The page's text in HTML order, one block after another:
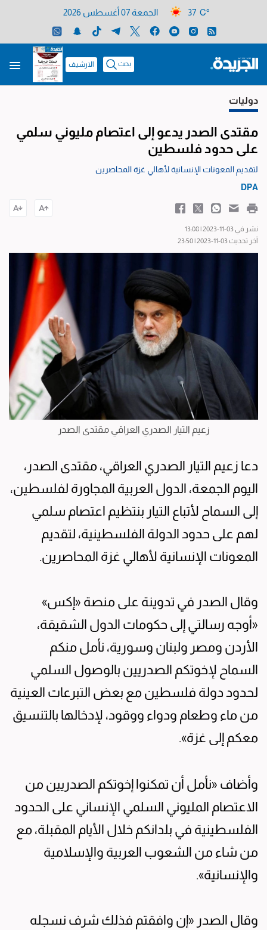
37 C° الجمعة 07 أغسطس 2026
بحث الارشيف
دوليات
مقتدى الصدر يدعو إلى اعتصام مليوني سلمي
على حدود فلسطين
لتقديم المعونات الإنسانية لأهالي غزة المحاصرين
DPA
نشر في 03-11-2023 | 13:08
آخر تحديث 03-11-2023 | 23:50
زعيم التيار الصدري العراقي مقتدى الصدر
دعا زعيم التيار الصدري العراقي، مقتدى الصدر،
اليوم الجمعة، الدول العربية المجاورة لفلسطين،
إلى السماح لأتباع التيار بنتظيم اعتصام سلمي
لهم على حدود الدولة الفلسطينية، لتقديم
المعونات الإنسانية لأهالي غزة المحاصرين.
وقال الصدر في تدوينة على منصة «إكس»
«أوجه رسالتي إلى حكومات الدول الشقيقة،
الأردن ومصر ولبنان وسورية، نأمل منكم
السماح لإخوتكم الصدريين بالوصول السلمي
لحدود دولة فلسطين مع بعض التبرعات العينية
من ماء وطعام ودواء ووقود، لإدخالها بالتنسيق
معكم إلى غزة».
وأضاف «نأمل أن تمكنوا إخوتكم الصدريين من
الاعتصام المليوني السلمي الإنساني على الحدود
الفلسطينية في بلدانكم خلال الأيام المقبلة، مع
من شاء من الشعوب العربية والإسلامية
والإنسانية».
وقال الصدر «إن وافقتم فذلك شرف نسجله